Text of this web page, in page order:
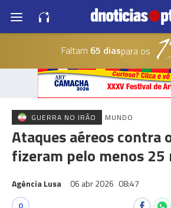
Faltam 65 diaspara os
GUERRA NO IRÃO MUNDO
Ataques aéreos contra
fizeram pelo menos
Agência Lusa 06 abr 2026 08:47
0